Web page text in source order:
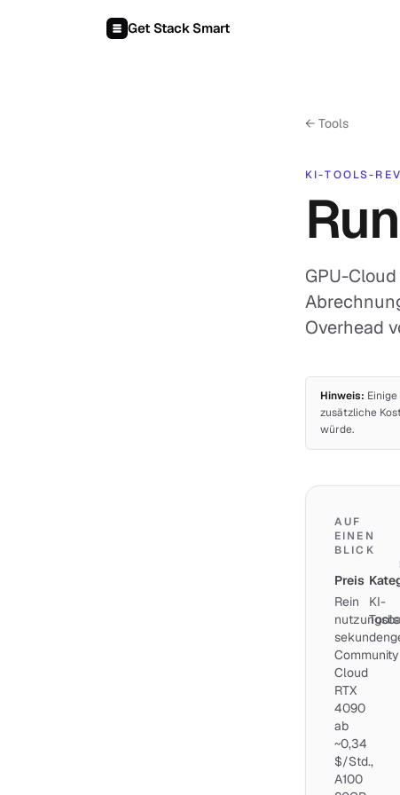
Get Stack Smart
← Tools
KI-TOOLS-
GPU-
Overhead
Hinweis:
zusätzliche
würde.
AUF
EINEN
BLICK
Preis
Rein
Community
Cloud
RTX
4090
ab
~0,34
$/Std.,
A100
KI-
Tools